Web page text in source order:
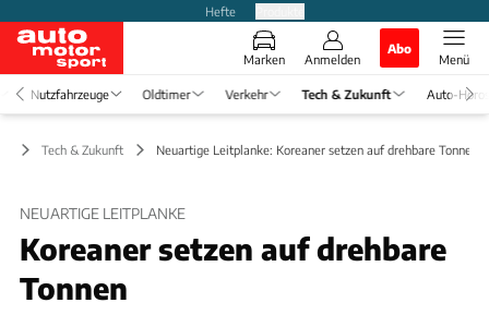
Hefte
Marken Anmelden
Abo
Menü
Nutzfahrzeuge Oldtimer Verkehr Tech & Zukunft Auto-
Tech & Zukunft Neuartige Leitplanke: Koreaner setzen auf drehbare Tonnen
NEUARTIGE LEITPLANKE
Koreaner setzen auf drehbare
Tonnen